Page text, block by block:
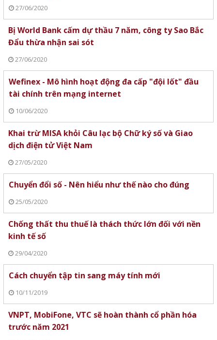
27/06/2020
Bị World Bank cấm dự thầu 7 năm, công ty Sao Bắc
Đẩu thừa nhận sai sót
27/06/2020
Wefinex - Mô hình hoạt động đa cấp "đội lốt" đầu
tài chính trên mạng internet
10/06/2020
Khai trừ MISA khỏi Câu lạc bộ Chữ ký số và Giao
dịch điện tử Việt Nam
27/05/2020
Chuyển đổi số - Nên hiểu như thế nào cho đúng
25/05/2020
Chống thất thu thuế là thách thức lớn đối với nền
kinh tế số
29/04/2020
Cách chuyển tập tin sang máy tính mới
10/11/2019
VNPT, MobiFone, VTC sẽ hoàn thành cổ phần hóa
trước năm 2021